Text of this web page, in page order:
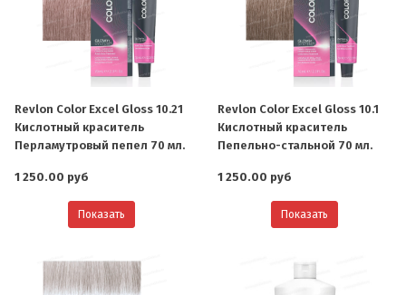
Revlon Color Excel Gloss 10.21
Кислотный краситель
Перламутровый пепел 70 мл.
1 250.00 руб
Показать
Revlon Color Excel Gloss 10.1
Кислотный краситель
Пепельно-стальной 70 мл.
1 250.00 руб
Показать